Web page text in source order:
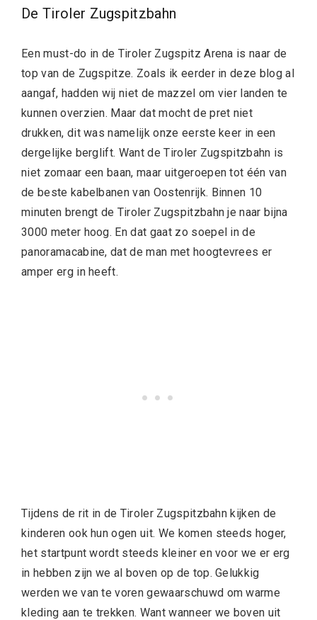
De Tiroler Zugspitzbahn
Een must-do in de Tiroler Zugspitz Arena is naar de
top van de Zugspitze. Zoals ik eerder in deze blog al
aangaf, hadden wij niet de mazzel om vier landen te
kunnen overzien. Maar dat mocht de pret niet
drukken, dit was namelijk onze eerste keer in een
dergelijke berglift. Want de Tiroler Zugspitzbahn is
niet zomaar een baan, maar uitgeroepen tot één van
de beste kabelbanen van Oostenrijk. Binnen 10
minuten brengt de Tiroler Zugspitzbahn je naar bijna
3000 meter hoog. En dat gaat zo soepel in de
panoramacabine, dat de man met hoogtevrees er
amper erg in heeft.
Tijdens de rit in de Tiroler Zugspitzbahn kijken de
kinderen ook hun ogen uit. We komen steeds hoger,
het startpunt wordt steeds kleiner en voor we er erg
in hebben zijn we al boven op de top. Gelukkig
werden we van te voren gewaarschuwd om warme
kleding aan te trekken. Want wanneer we boven uit